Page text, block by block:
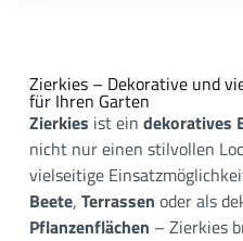
Zierkies – Dekorative und
für Ihren Garten
Zierkies ist ein dekoratives
nicht nur einen stilvollen
vielseitige
Beete, Terrassen oder als
Pflanzenflächen – Zierkies